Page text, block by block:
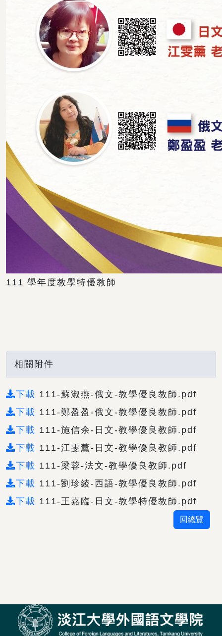
111 學年度教學特優教師
相關附件
下載 111-蘇淑燕-俄文-教學優良教師.pdf
下載 111-鄭盈盈-俄文-教學優良教師.pdf
下載 111-施信余-日文-教學優良教師.pdf
下載 111-江雯薰-日文-教學優良教師.pdf
下載 111-梁蓉-法文-教學優良教師.pdf
下載 111-劉珍綾-西語-教學優良教師.pdf
下載 111-王嘉臨-日文-教學特優教師.pdf
回總覽